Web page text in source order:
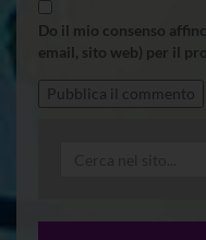
Do il mio consenso
email, sito web) per il